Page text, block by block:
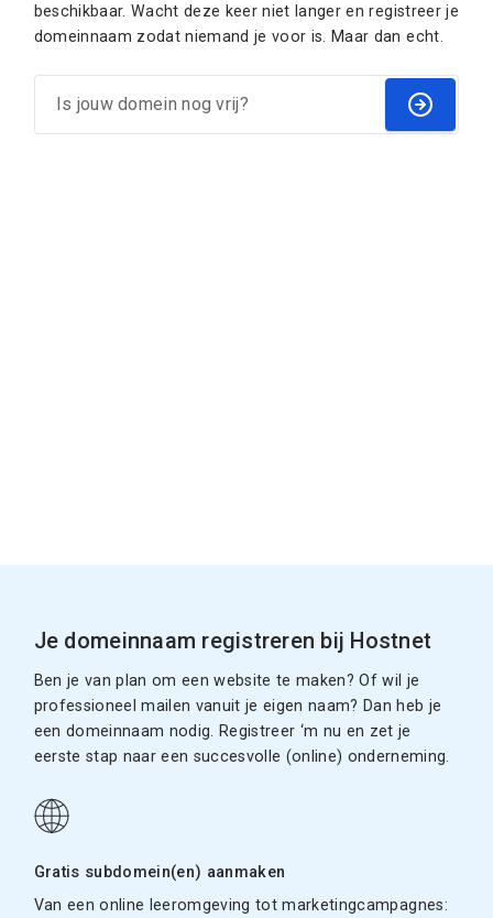
beschikbaar. Wacht deze keer niet langer en registreer je
domeinnaam zodat niemand je voor is. Maar dan echt.
Je domeinnaam registreren bij Hostnet
Ben je van plan om een website te maken? Of wil je
professioneel mailen vanuit je eigen naam? Dan heb je
een domeinnaam nodig. Registreer ‘m nu en zet je
eerste stap naar een succesvolle (online) onderneming.
Gratis subdomein(en) aanmaken
Van een online leeromgeving tot marketingcampagnes: